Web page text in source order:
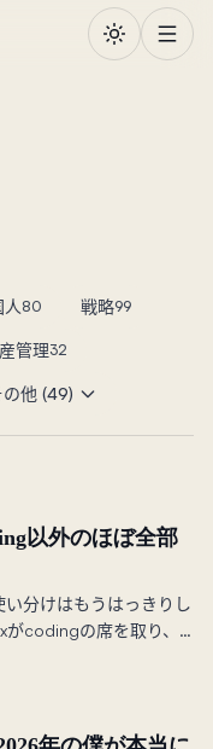
80 戦略99
管理32
の他 (49)
以外のほぼ全部
分けはもうはっきりし
codingの席を取り、